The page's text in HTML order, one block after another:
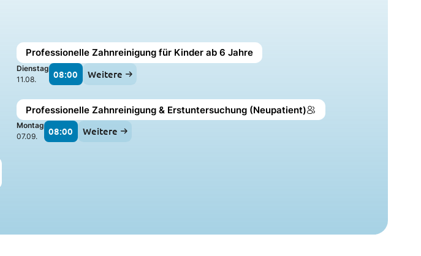
Professionelle Zahnreinigung für Kinder ab 6 Jahre
Dienstag
11.08.
08:00 Weitere
Professionelle Zahnreinigung & Erstuntersuchung (Neupatient)
Montag
07.09.
08:00 Weitere